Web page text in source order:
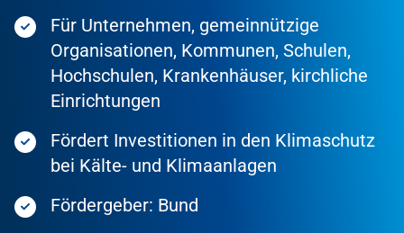
Für Unternehmen, gemeinnützige
Organisationen, Kommunen, Schulen,
Hochschulen, Krankenhäuser, kirchliche
Einrichtungen
Fördert Investitionen in den Klimaschutz
bei Kälte- und Klimaanlagen
Fördergeber: Bund